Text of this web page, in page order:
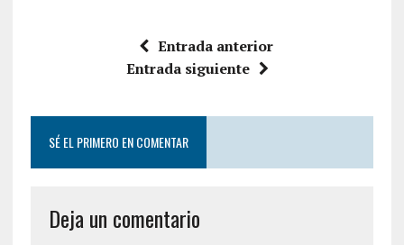
Entrada anterior
Entrada siguiente
SÉ EL PRIMERO EN COMENTAR
Deja un comentario